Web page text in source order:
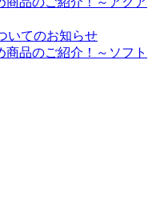
いてのお知らせ
品のご紹介！～ソフト